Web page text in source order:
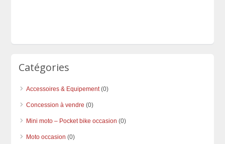
Catégories
Accessoires & Equipement(0)
Concession à vendre (0)
Mini moto – Pocket bike occasion (0)
Moto occasion (0)